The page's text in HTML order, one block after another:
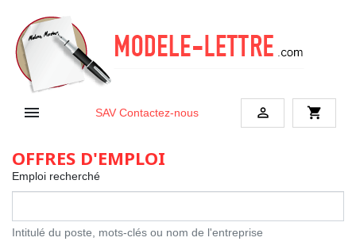
 SAV Contactez-nous  shopping_cart
OFFRES D'EMPLOI
Emploi recherché
Intitulé du poste, mots-clés ou nom de l'entreprise